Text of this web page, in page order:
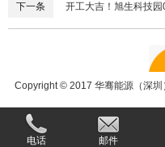
下一条 开工大吉！旭生科技
Copyright © 2017 华骞能源（深圳
电话 邮件